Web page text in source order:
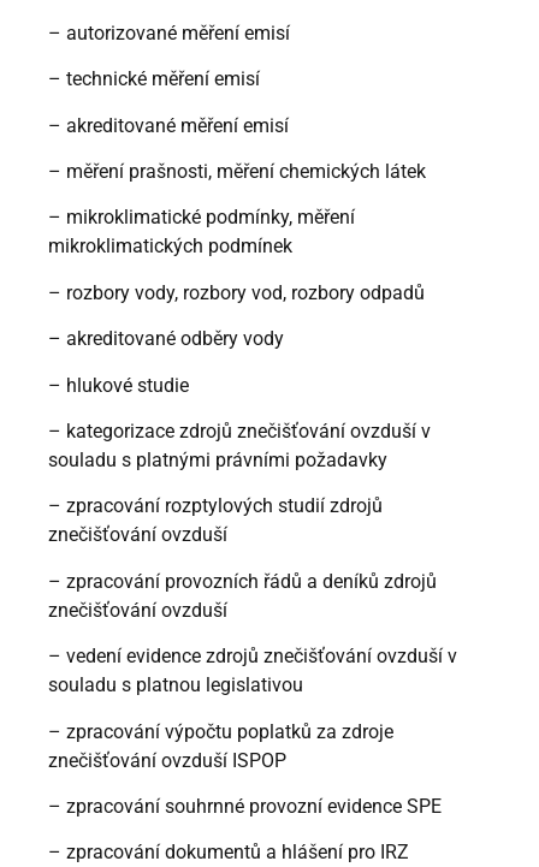
– autorizované měření emisí
– technické měření emisí
– akreditované měření emisí
– měření prašnosti, měření chemických látek
– mikroklimatické podmínky, měření
mikroklimatických podmínek
– rozbory vody, rozbory vod, rozbory odpadů
– akreditované odběry vody
– hlukové studie
– kategorizace zdrojů znečišťování ovzduší v
souladu s platnými právními požadavky
– zpracování rozptylových studií zdrojů
znečišťování ovzduší
– zpracování provozních řádů a deníků zdrojů
znečišťování ovzduší
– vedení evidence zdrojů znečišťování ovzduší v
souladu s platnou legislativou
– zpracování výpočtu poplatků za zdroje
znečišťování ovzduší ISPOP
– zpracování souhrnné provozní evidence SPE
– zpracování dokumentů a hlášení pro IRZ